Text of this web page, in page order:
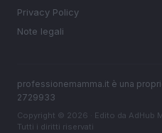
Privacy Policy
Note legali
professionemamma.it è una
2729933
Copyright © 2026 · Edito da AdHub
Tutti i diritti riservati